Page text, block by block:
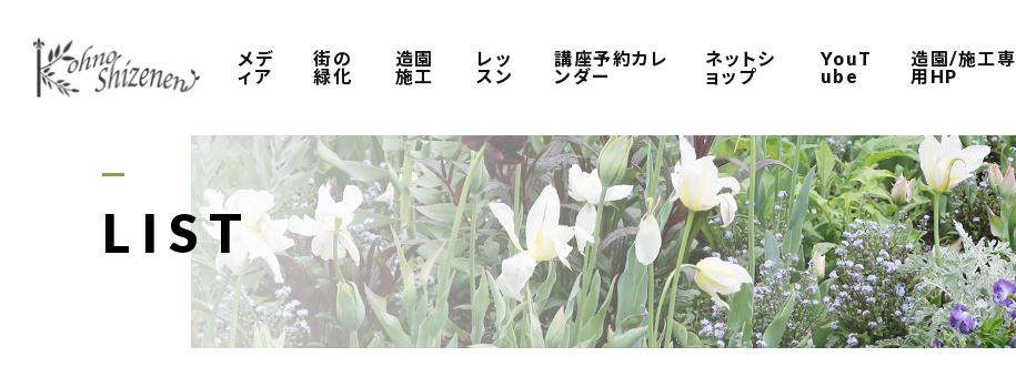
メデ
ィア
街の
緑化
造園
施工
レッ
スン
講座予約カレ
ンダー
ネットシ
ョップ
YouT
ube
造園/施工専
用HP
LIST